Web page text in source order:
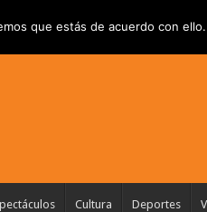
Cultura Deportes
que estás de acuerdo con ello.